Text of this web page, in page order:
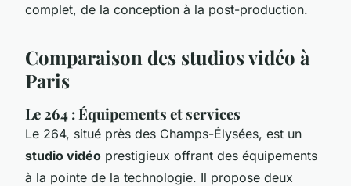
complet, de la conception à la post-production.
Comparaison des studios vidéo à
Paris
Le 264 : Équipements et services
Le 264, situé près des Champs-Élysées, est un
studio vidéo prestigieux offrant des équipements
à la pointe de la technologie. Il propose deux